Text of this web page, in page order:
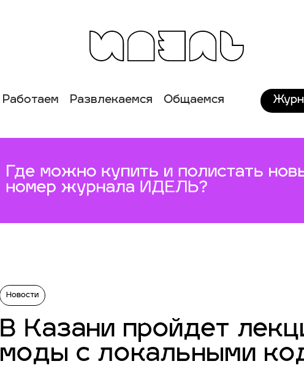
Работаем Развлекаемся Общаемся
Новости
В Казани пройдет
моды с локальными